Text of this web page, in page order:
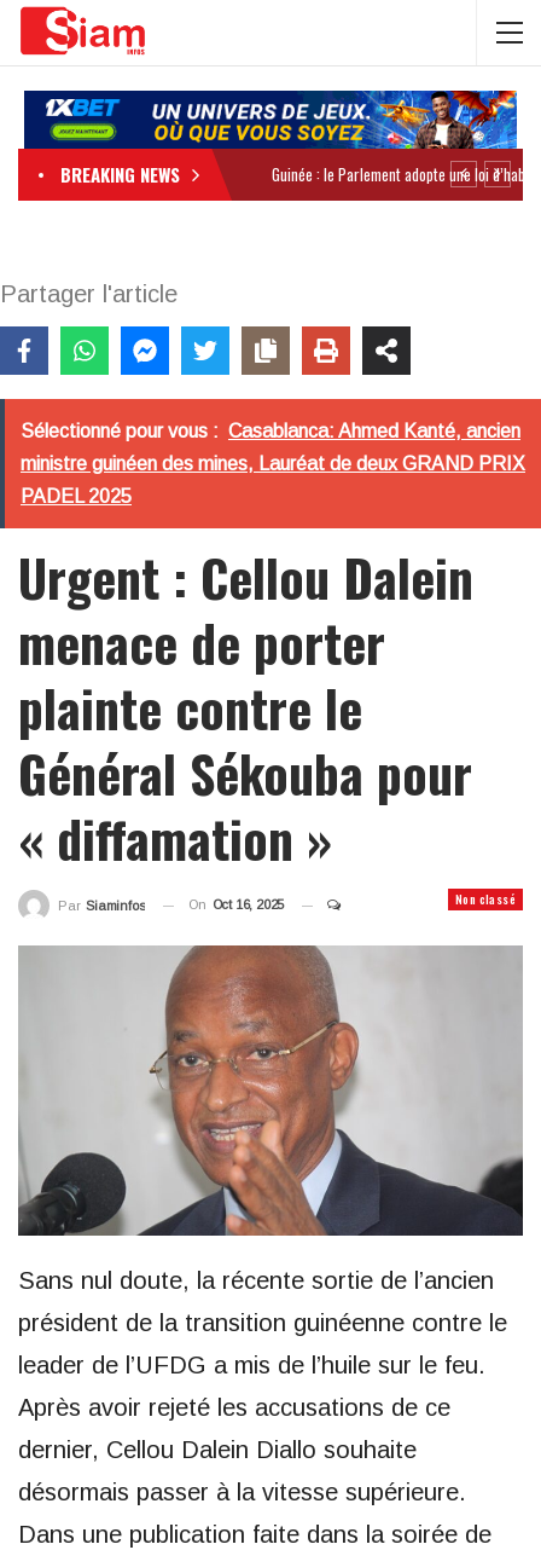
BREAKING NEWS
Partager l'article
Sélectionné pour vous : Casablanca: Ahmed Kanté, ancien
ministre guinéen des mines, Lauréat de deux GRAND PRIX
PADEL 2025
Urgent : Cellou Dalein
menace de porter
plainte contre le
Général Sékouba pour
« diffamation »
Non classé
Par Siaminfos On Oct 16, 2025
Sans nul doute, la récente sortie de l’ancien
président de la transition guinéenne contre le
leader de l’UFDG a mis de l’huile sur le feu.
Après avoir rejeté les accusations de ce
dernier, Cellou Dalein Diallo souhaite
désormais passer à la vitesse supérieure.
Dans une publication faite dans la soirée de